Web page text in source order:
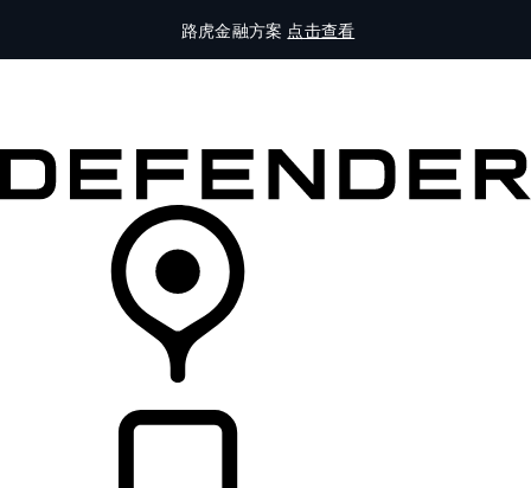
路虎金融方案 点击查看